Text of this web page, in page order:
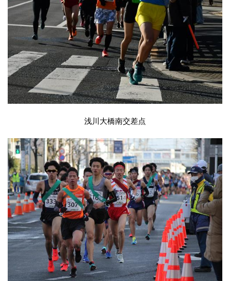
浅川大橋南交差点